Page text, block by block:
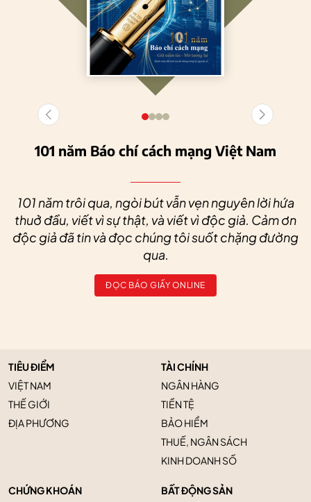
101 năm Báo chí cách mạng Việt Nam
101 năm trôi qua, ngòi bút vẫn vẹn nguyên lời hứa
thuở đầu, viết vì sự thật, và viết vì độc giả. Cảm ơn
độc giả đã tin và đọc chúng tôi suốt chặng đường
qua.
ĐỌC BÁO GIẤY ONLINE
TIÊU ĐIỂM
VIỆT NAM
THẾ GIỚI
ĐỊA PHƯƠNG
TÀI CHÍNH
NGÂN HÀNG
TIỀN TỆ
BẢO HIỂM
THUẾ, NGÂN SÁCH
KINH DOANH SỐ
CHỨNG KHOÁN
BẤT ĐỘNG SẢN